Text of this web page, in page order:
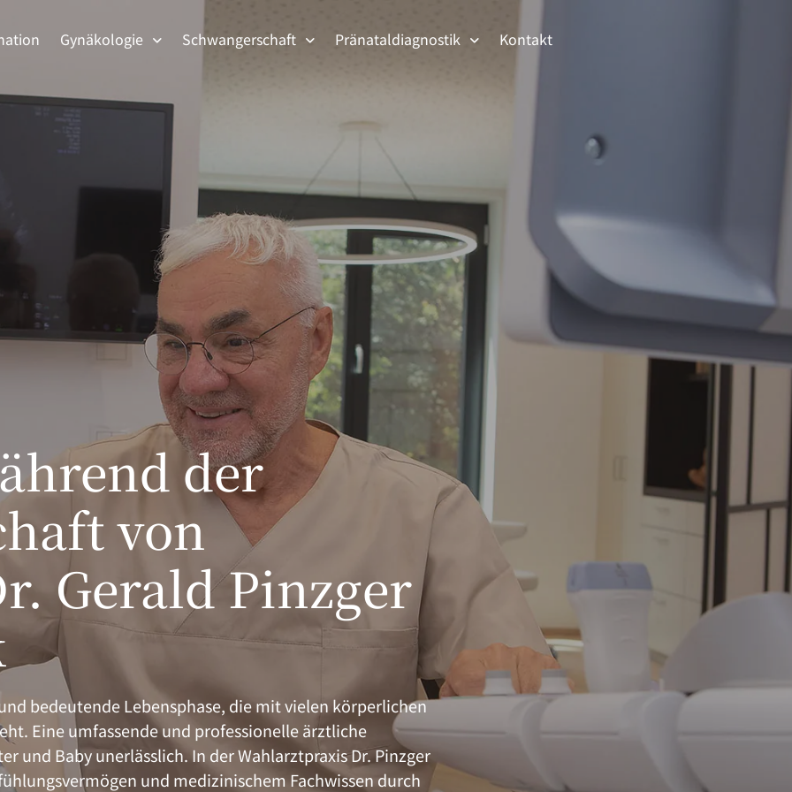
Gynäkologie Schwangerschaft Pränataldiagnostik Kontakt
der
von
Gerald Pinzger
bedeutende Lebensphase, die mit vielen körperlichen
Eine umfassende und professionelle ärztliche
und Baby unerlässlich. In der Wahlarztpraxis Dr. Pinzger
und medizinischem Fachwissen durch